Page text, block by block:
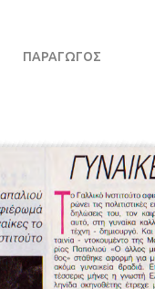
ΠΑΡΑΓΩΓΌΣ